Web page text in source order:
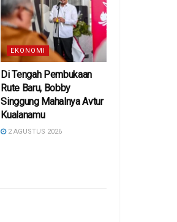
EKONOMI
Di Tengah Pembukaan
Rute Baru, Bobby
Singgung Mahalnya Avtur
Kualanamu
2 AGUSTUS 2026